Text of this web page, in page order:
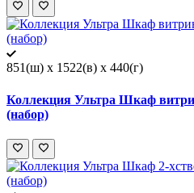
851(ш) x 1522(в) x 440(г)
Коллекция Ультра Шкаф
(набор)